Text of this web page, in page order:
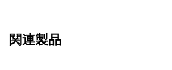
関連製品